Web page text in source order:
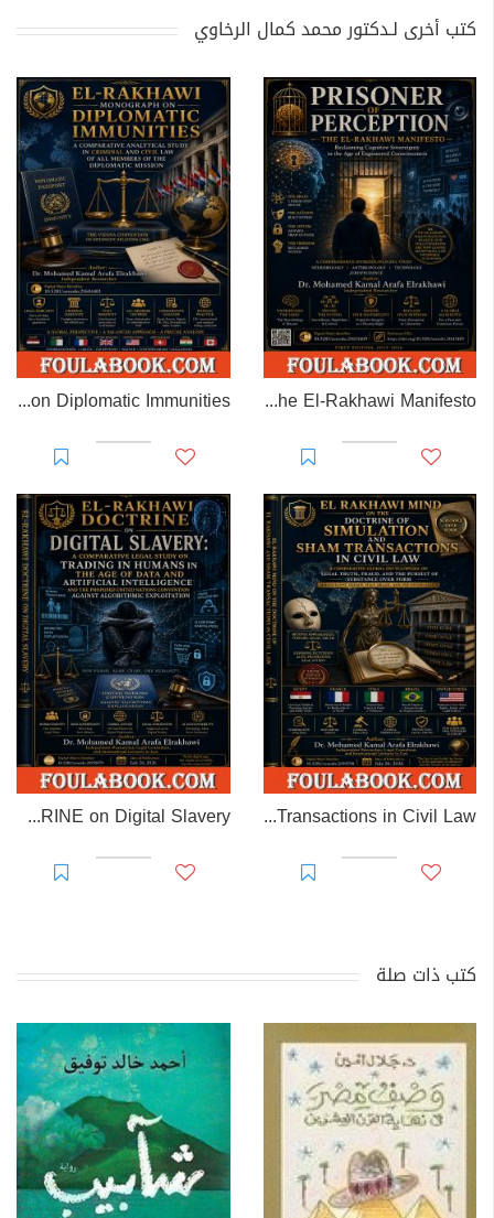
كتب أخرى لـدكتور محمد كمال الرخاوي
Prisoner of Perception: The El-Rakhawi Manifesto
EL-RAKHAWI MONOGRAPH on Diplomatic Immunities
EL RAKHAWI MIND on the Doctrine of Simulation and Sham Transactions in Civil Law
EL-RAKHAWI DOCTRINE on Digital Slavery
كتب ذات صلة